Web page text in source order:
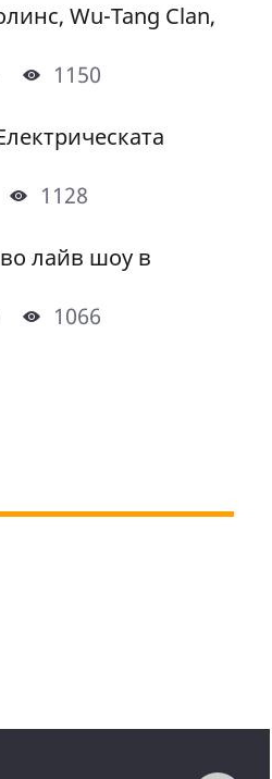
Wu-Tang Clan,
1150
1128
лайв шоу в
1066